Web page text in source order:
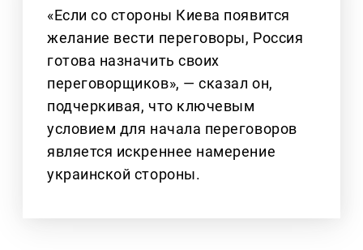
«Если со стороны Киева появится
желание вести переговоры, Россия
готова назначить своих
переговорщиков», — сказал он,
подчеркивая, что ключевым
условием для начала переговоров
является искреннее намерение
украинской стороны.